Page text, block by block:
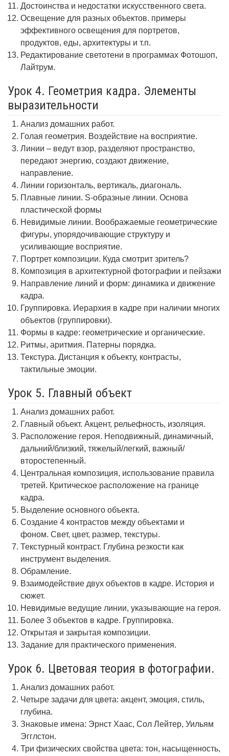
Достоинства и недостатки искусственного света.
Освещение для разных объектов. примеры
эффективного освещения для портретов,
продуктов, еды, архитектуры и т.п.
Редактирование светотени в программах Фотошоп,
Лайтрум.
Урок 4. Геометрия кадра. Элементы
выразительности
Анализ домашних работ.
Голая геометрия. Воздействие на восприятие.
Линии – ведут взор, разделяют пространство,
передают энергию, создают движение,
направление.
Линии горизонталь, вертикаль, диагональ.
Плавные линии. S-образные линии. Основа
пластической формы
Невидимые линии. Воображаемые геометрические
фигуры, упорядочивающие структуру и
усиливающие восприятие.
Портрет композиции. Куда смотрит зритель?
Композиция в архитектурной фотографии и пейзажи
Направление линий и форм: динамика и движение
кадра.
Группировка. Иерархия в кадре при наличии многих
объектов (группировки).
Формы в кадре: геометрические и органические.
Ритмы, аритмия. Патерны порядка.
Текстура. Дистанция к объекту, контрасты,
тактильные эмоции.
Урок 5. Главный объект
Анализ домашних работ.
Главный объект. Акцент, рельефность, изоляция.
Расположение героя. Неподвижный, динамичный,
дальний/близкий, тяжелый/легкий, важный/
второстепенный.
Центральная композиция, использование правила
третей. Критическое расположение на границе
кадра.
Выделение основного объекта.
Создание 4 контрастов между объектами и
фоном. Свет, цвет, размер, текстуры.
Текстурный контраст. Глубина резкости как
инструмент выделения.
Обрамление.
Взаимодействие двух объектов в кадре. История и
сюжет.
Невидимые ведущие линии, указывающие на героя.
Более 3 объектов в кадре. Группировка.
Открытая и закрытая композиции.
Задание для практического применения.
Урок 6. Цветовая теория в фотографии.
Анализ домашних работ.
Четыре задачи для цвета: акцент, эмоция, стиль,
глубина.
Знаковые имена: Эрнст Хаас, Сол Лейтер, Уильям
Эгглстон.
Три физических свойства цвета: тон, насыщенность,